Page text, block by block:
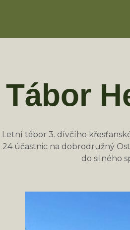
Tábor
Letní tábor 3. dívčího
24 účastnic na dobrodružný
do silného